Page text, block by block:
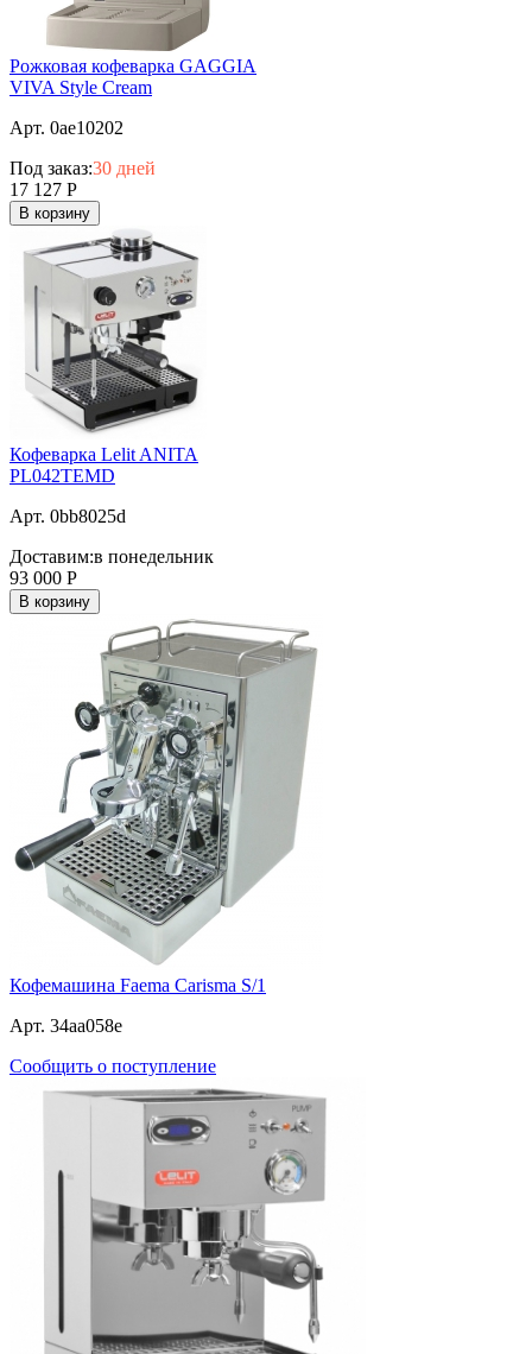
Рожковая кофеварка GAGGIA
VIVA Style Cream
Арт. 0ae10202
Под заказ:30 дней
17 127 Р
В корзину
Кофеварка Lelit ANITA
PL042TEMD
Арт. 0bb8025d
Доставим:в понедельник
93 000 Р
В корзину
Кофемашина Faema Carisma S/1
Арт. 34aa058e
Сообщить о поступление